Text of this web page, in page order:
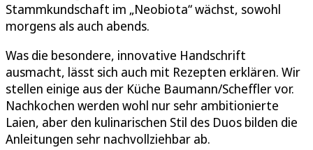
Stammkundschaft im „Neobiota“ wächst, sowohl
morgens als auch abends.
Was die besondere, innovative Handschrift
ausmacht, lässt sich auch mit Rezepten erklären. Wir
stellen einige aus der Küche Baumann/Scheffler vor.
Nachkochen werden wohl nur sehr ambitionierte
Laien, aber den kulinarischen Stil des Duos bilden die
Anleitungen sehr nachvollziehbar ab.